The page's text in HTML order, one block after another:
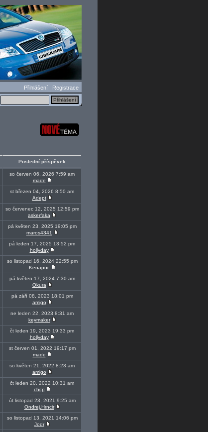
Přihlášení
Registrace
Poslední příspěvek
so červen 06, 2026 7:59 am
made
st březen 04, 2026 8:50 am
Adept
so červenec 12, 2025 12:59 pm
askerfaka
pá květen 23, 2025 19:05 pm
maros4341
pá leden 17, 2025 13:52 pm
hollyday
so listopad 16, 2024 22:55 pm
Kenapuc
pá květen 17, 2024 7:30 am
Okura
pá září 08, 2023 18:01 pm
amigo
ne leden 22, 2023 8:31 am
keymaker
čt leden 19, 2023 19:33 pm
hollyday
st červen 01, 2022 19:17 pm
made
so květen 21, 2022 8:23 am
amigo
čt leden 20, 2022 10:31 am
chcp
út listopad 23, 2021 9:25 am
Ondrej.Hrncir
so listopad 13, 2021 14:06 pm
Jodr